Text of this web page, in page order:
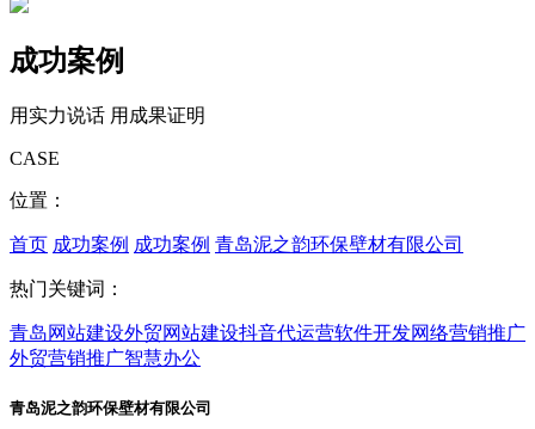
成功案例
用实力说话 用成果证明
CASE
位置：
首页 成功案例 成功案例 青岛泥之韵环保壁材有限公司
热门关键词：
青岛网站建设外贸网站建设抖音代运营软件开发网络营销推广
外贸营销推广智慧办公
青岛泥之韵环保壁材有限公司